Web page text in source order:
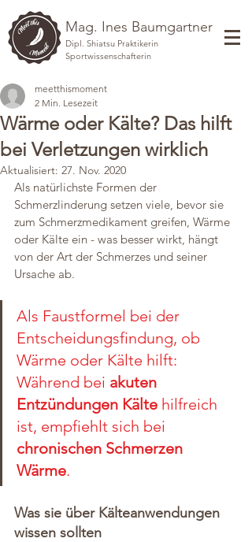
Mag. Ines Baumgartner
Dipl. Shiatsu Praktikerin
Sportwissenschafterin
Wärme oder Kälte? Das hilft
bei Verletzungen wirklich
meetthismoment
2 Min. Lesezeit
Aktualisiert: 27. Nov. 2020
Als natürlichste Formen der
Schmerzlinderung setzen viele, bevor sie
zum Schmerzmedikament greifen, Wärme
oder Kälte ein - was besser wirkt, hängt
von der Art der Schmerzes und seiner
Ursache ab.
Als Faustformel bei der
Entscheidungsfindung, ob
Wärme oder Kälte hilft:
Während bei akuten
Entzündungen Kälte hilfreich
ist, empfiehlt sich bei
chronischen Schmerzen
Wärme.
Was sie über Kälteanwendungen
wissen sollten